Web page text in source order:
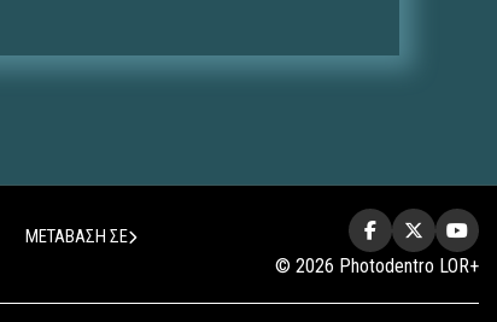
ΜΕΤΑΒΑΣΗ ΣΕ
© 2026 Photodentro LOR+